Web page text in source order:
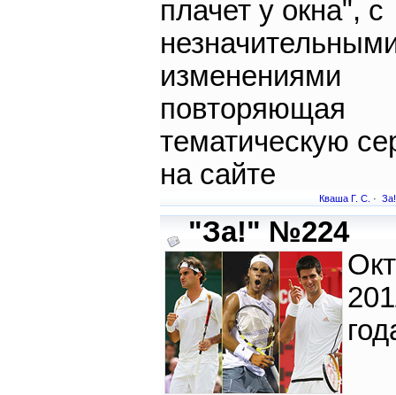
плачет у окна", с
изменениями
повторяющая
тематическую
на сайте
Кваша Г. С. · За!
"За!" №224